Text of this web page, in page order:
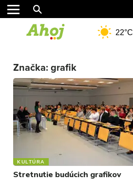
ŠPORT
KULTÚRA
FOTKY
VIDEO
MIX
22°C
Značka: grafik
KULTÚRA
Stretnutie budúcich grafikov